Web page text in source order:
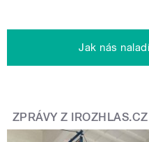
Jak nás
ZPRÁVY Z IROZHLAS.CZ